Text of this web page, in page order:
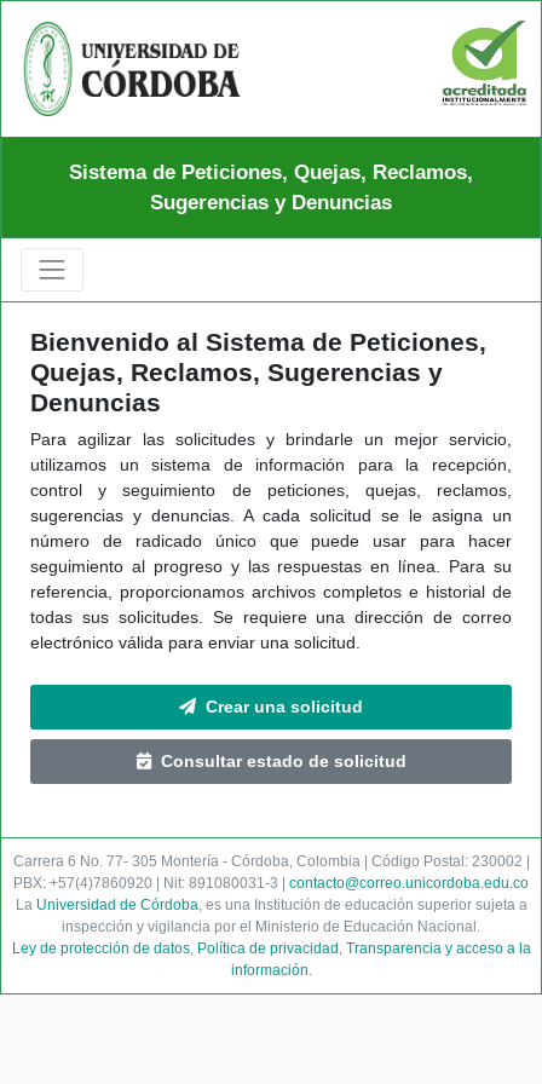
Sistema de Peticiones, Quejas, Reclamos,
Sugerencias y Denuncias
Bienvenido al Sistema de Peticiones,
Quejas, Reclamos, Sugerencias y
Denuncias
Para agilizar las solicitudes y brindarle un mejor servicio,
utilizamos un sistema de información para la recepción,
control y seguimiento de peticiones, quejas, reclamos,
sugerencias y denuncias. A cada solicitud se le asigna un
número de radicado único que puede usar para hacer
seguimiento al progreso y las respuestas en línea. Para su
referencia, proporcionamos archivos completos e historial de
todas sus solicitudes. Se requiere una dirección de correo
electrónico válida para enviar una solicitud.
Crear una solicitud
Consultar estado de solicitud
Carrera 6 No. 77- 305 Montería - Córdoba, Colombia | Código Postal: 230002 |
PBX: +57(4)7860920 | Nit: 891080031-3 | contacto@correo.unicordoba.edu.co
La Universidad de Córdoba, es una Institución de educación superior sujeta a
inspección y vigilancia por el Ministerio de Educación Nacional.
Ley de protección de datos, Política de privacidad , Transparencia y acceso a la
información.